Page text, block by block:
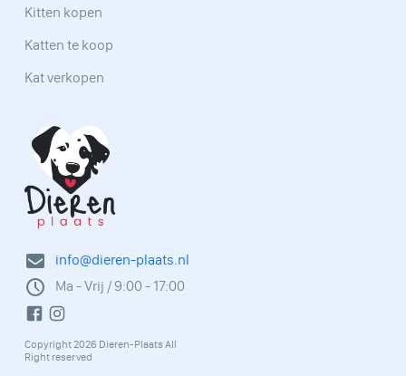
info@dieren-plaats.nl
Ma - Vrij / 9:00 - 17:00
Copyright 2026 Dieren-Plaats All
Right reserved
Kitten kopen
Katten te koop
Kat verkopen